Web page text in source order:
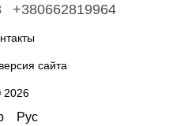
+380662819964
сайта
2026
Рус